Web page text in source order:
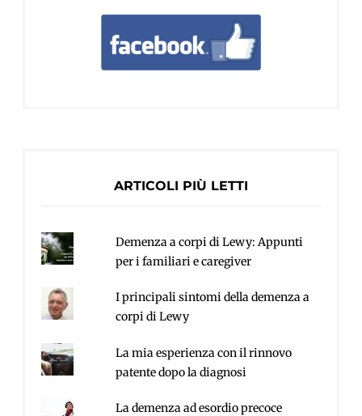
ARTICOLI PIÙ LETTI
Demenza a corpi di Lewy: Appunti
per i familiari e caregiver
I principali sintomi della demenza a
corpi di Lewy
La mia esperienza con il rinnovo
patente dopo la diagnosi
La demenza ad esordio precoce